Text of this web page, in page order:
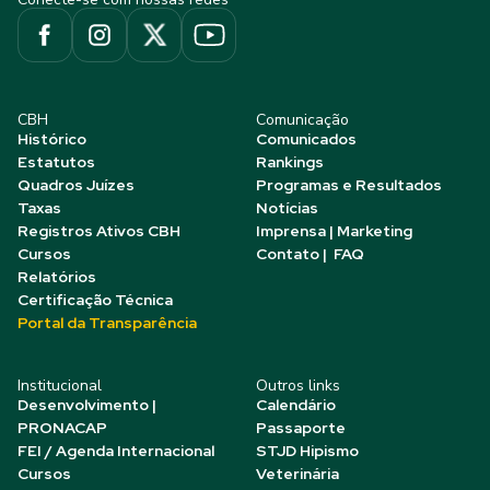
CBH
Histórico
Estatutos
Quadros Juízes
Taxas
Registros Ativos CBH
Cursos
Relatórios
Certificação Técnica
Portal da Transparência
Comunicação
Comunicados
Rankings
Programas e Resultados
Notícias
Imprensa | Marketing
Contato | FAQ
Institucional
Desenvolvimento |
PRONACAP
FEI / Agenda Internacional
Cursos
Outros links
Calendário
Passaporte
STJD Hipismo
Veterinária